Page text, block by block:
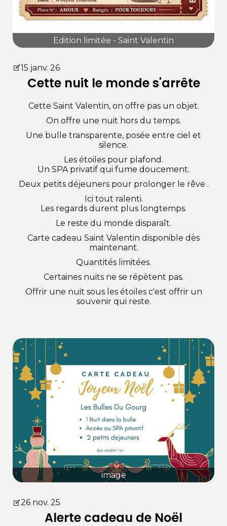
Edition limitée - Saint Valentin
15 janv. 26
Cette nuit le monde s'arrête
Cette Saint Valentin, on offre pas un objet.
On offre une nuit hors du temps.
Une bulle transparente, posée entre ciel et
silence.
Les étoiles pour plafond.
Un SPA privatif qui fume doucement.
Deux petits déjeuners pour prolonger le rêve .
Ici tout ralenti.
Les regards durent plus longtemps.
Le reste du monde disparaît.
Carte cadeau Saint Valentin disponible dès
maintenant.
Quantités limitées.
Certaines nuits ne se répètent pas.
Offrir une nuit sous les étoiles c'est offrir un
souvenir qui reste.
image
26 nov. 25
Alerte cadeau de Noël